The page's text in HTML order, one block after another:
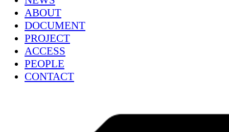
ABOUT
DOCUMENT
PROJECT
ACCESS
PEOPLE
CONTACT